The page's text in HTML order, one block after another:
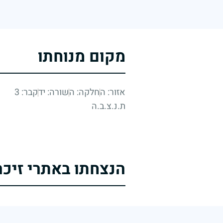
מקום מנוחתו
אזור: החלקה: השורה: ידקבר: 3
ת.נ.צ.ב.ה
הנצחתו באתרי